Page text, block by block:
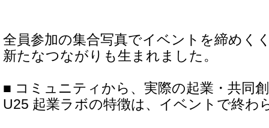
全員参加の集合写真でイベントを締めく
新たなつながりも生まれました。
■ コミュニティから、実際の起業・共同
U25 起業ラボの特徴は、イベントで終わ